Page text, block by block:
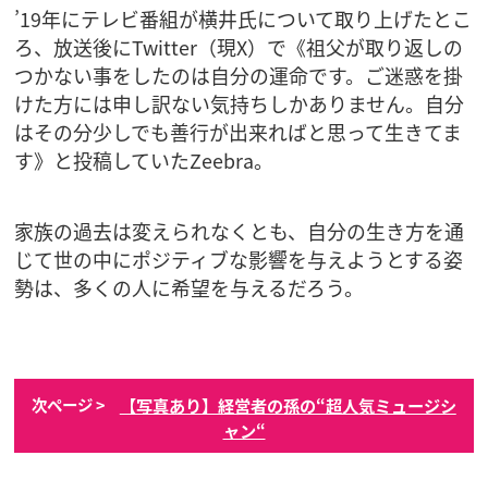
’19年にテレビ番組が横井氏について取り上げたとこ
ろ、放送後にTwitter（現X）で《祖父が取り返しの
つかない事をしたのは自分の運命です。ご迷惑を掛
けた方には申し訳ない気持ちしかありません。自分
はその分少しでも善行が出来ればと思って生きてま
す》と投稿していたZeebra。
家族の過去は変えられなくとも、自分の生き方を通
じて世の中にポジティブな影響を与えようとする姿
勢は、多くの人に希望を与えるだろう。
次ページ >
【写真あり】経営者の孫の“超人気ミュージシ
ャン“